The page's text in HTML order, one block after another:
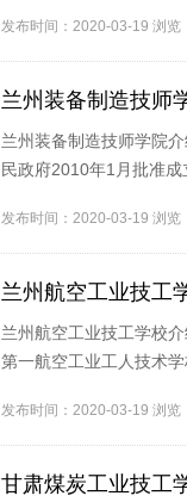
发布时间：2020-03-19 浏览
兰州装备制造技师
兰州装备制造技师学院
民政府2010年1月批准
发布时间：2020-03-19 浏览
兰州航空工业技工
兰州航空工业技工学校
第一航空工业工人技术
发布时间：2020-03-19 浏览
甘肃煤炭工业技工